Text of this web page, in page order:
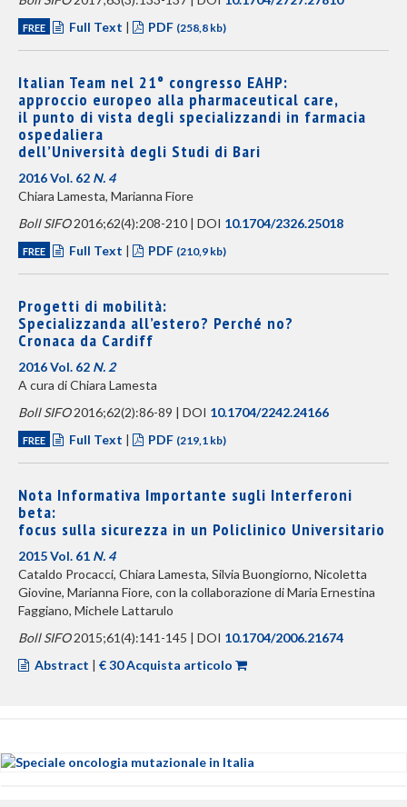
FREE Full Text | PDF (258,8 kb)
Italian Team nel 21° congresso EAHP:
approccio europeo alla pharmaceutical care,
il punto di vista degli specializzandi in farmacia
ospedaliera
dell’Università degli Studi di Bari
2016 Vol. 62 N. 4
Chiara Lamesta, Marianna Fiore
Boll SIFO2016;62(4):208-210 | DOI 10.1704/2326.25018
FREE Full Text | PDF (210,9 kb)
Progetti di mobilità:
Specializzanda all’estero? Perché no?
Cronaca da Cardiff
2016 Vol. 62 N. 2
A cura di Chiara Lamesta
Boll SIFO2016;62(2):86-89 | DOI 10.1704/2242.24166
FREE Full Text | PDF (219,1 kb)
Nota Informativa Importante sugli Interferoni
beta:
focus sulla sicurezza in un Policlinico Universitario
2015 Vol. 61 N. 4
Cataldo Procacci, Chiara Lamesta, Silvia Buongiorno, Nicoletta
Giovine, Marianna Fiore, con la collaborazione di Maria Ernestina
Faggiano, Michele Lattarulo
Boll SIFO2015;61(4):141-145 | DOI 10.1704/2006.21674
Abstract | € 30 Acquista articolo